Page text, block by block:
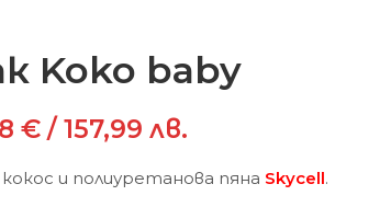
Koko baby
€ / 157,99 лв.
и полиуретанова пяна Skycell.